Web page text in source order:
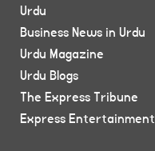
Urdu
Business News in Urdu
Urdu Magazine
Urdu Blogs
The Express Tribune
Express Entertainment